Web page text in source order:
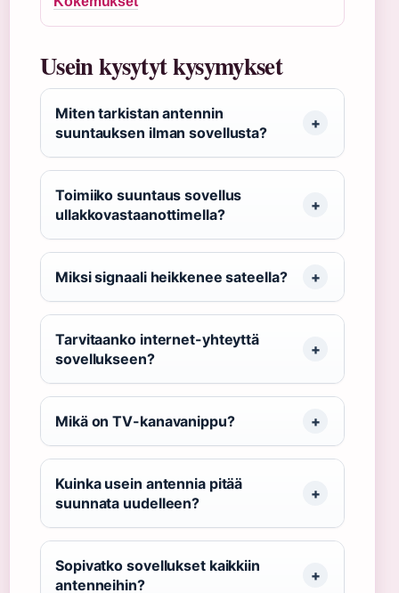
Usein kysytyt kysymykset
Miten tarkistan antennin
suuntauksen ilman sovellusta?
Toimiiko suuntaus sovellus
ullakkovastaanottimella?
Miksi signaali heikkenee sateella?
Tarvitaanko internet-yhteyttä
sovellukseen?
Mikä on TV-kanavanippu?
Kuinka usein antennia pitää
suunnata uudelleen?
Sopivatko sovellukset kaikkiin
antenneihin?